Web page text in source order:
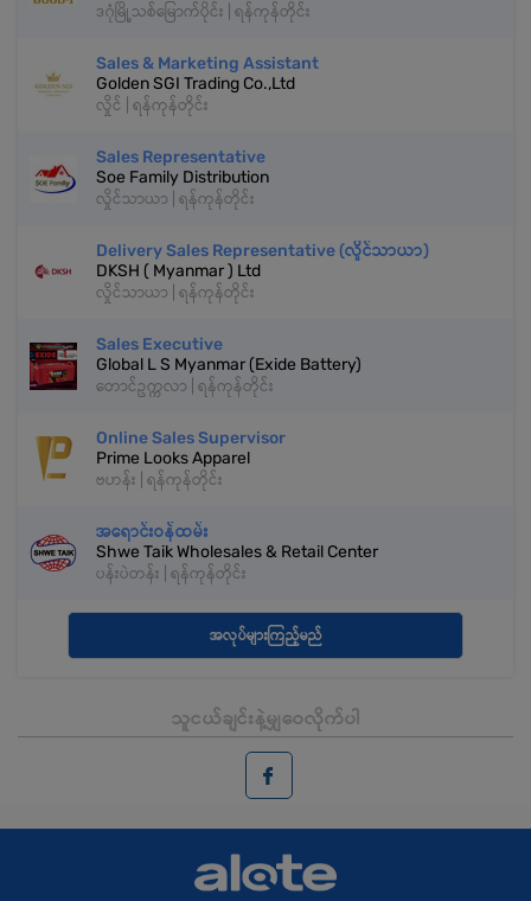
ဒဂုံမြို့သစ်မြောက်ပိုင်း | ရန်ကုန်တိုင်း
Sales & Marketing Assistant
Golden SGI Trading Co.,Ltd
လှိုင် | ရန်ကုန်တိုင်း
Sales Representative
Soe Family Distribution
လှိုင်သာယာ | ရန်ကုန်တိုင်း
Delivery Sales Representative (လှိုင်သာယာ)
DKSH ( Myanmar ) Ltd
လှိုင်သာယာ | ရန်ကုန်တိုင်း
Sales Executive
Global L S Myanmar (Exide Battery)
တောင်ဥက္ကလာ | ရန်ကုန်တိုင်း
Online Sales Supervisor
Prime Looks Apparel
ဗဟန်း | ရန်ကုန်တိုင်း
အရောင်းဝန်ထမ်း
Shwe Taik Wholesales & Retail Center
ပန်းပဲတန်း | ရန်ကုန်တိုင်း
အလုပ်များကြည့်မည်
သူငယ်ချင်းနဲ့မျှဝေလိုက်ပါ